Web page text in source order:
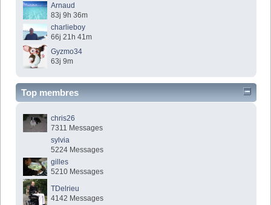
Arnaud
83j 9h 36m
charlieboy
66j 21h 41m
Gyzmo34
63j 9m
Top membres
chris26
7311 Messages
sylvia
5224 Messages
gilles
5210 Messages
TDelrieu
4142 Messages